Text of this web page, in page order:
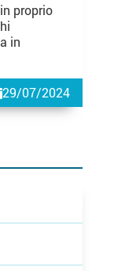
proprio
in
29/07/2024